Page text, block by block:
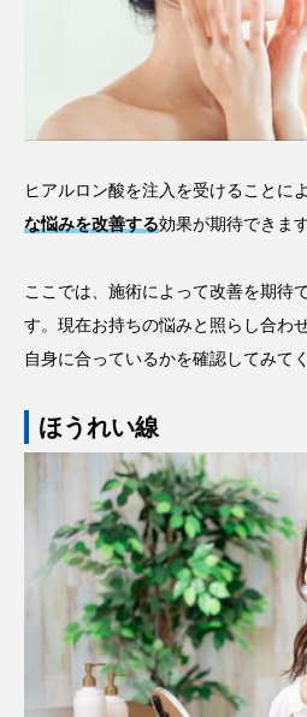
ヒアルロン酸を注入を受けることに
な悩みを改善する効果が期待できます
ここでは、施術によって改善を期待
す。現在お持ちの悩みと照らし合わ
自身に合っているかを確認してみて
ほうれい線